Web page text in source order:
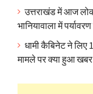
उत्तराखंड में आज
भानियावाला में
धामी कैबिनेट ने लिए
मामले पर क्या हुआ खबर